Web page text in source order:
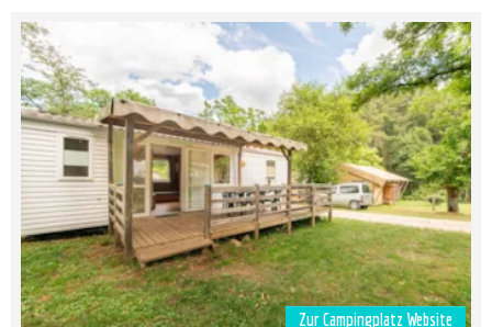
Zur Campingplatz Website